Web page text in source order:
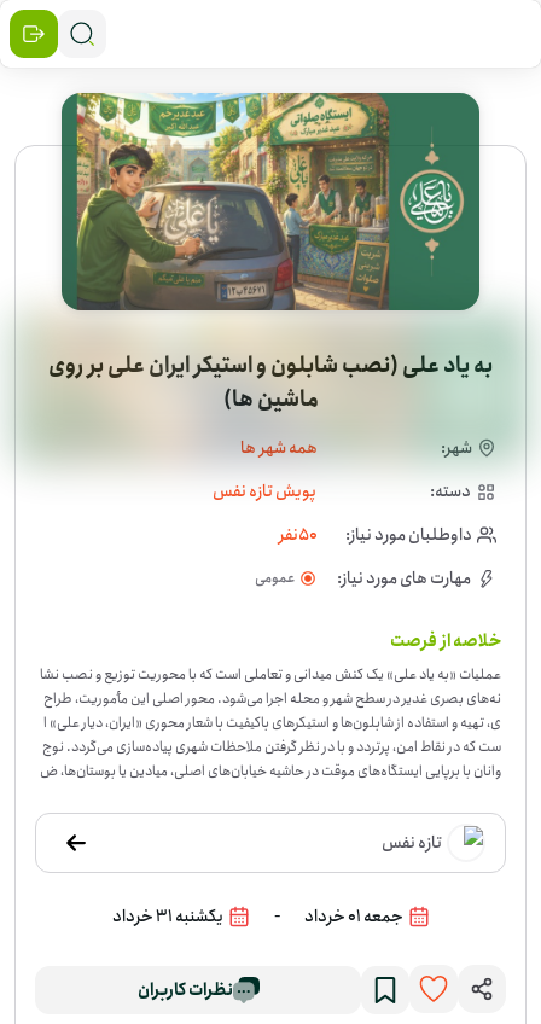
به یاد علی (نصب شابلون و استیکر ایران علی بر روی
ماشین ها)
شهر:
همه شهر ها
دسته:
پویش تازه نفس
داوطلبان مورد نیاز:
50نفر
مهارت های مورد نیاز:
عمومی
خلاصه از فرصت
عملیات «به یاد علی» یک کنش میدانی و تعاملی است که با محوریت توزیع و نصب نشا
نه‌های بصری غدیر در سطح شهر و محله اجرا می‌شود. محور اصلی این مأموریت، طراح
ی، تهیه و استفاده از شابلون‌ها و استیکرهای باکیفیت با شعار محوری «ایران، دیار علی» ا
ست که در نقاط امن، پرتردد و با در نظر گرفتن ملاحظات شهری پیاده‌سازی می‌گردد. نوج
وانان با برپایی ایستگاه‌های موقت در حاشیه خیابان‌های اصلی، میادین یا بوستان‌ها، ض
بران پیاده و خانواده‌ها دعوت می‌کنند تا با نصب این نشانه‌ها روی شیشه خودروها یا وس
ایل شخصی، سفیران سیار پیام غدیر باشند. این مأموریت مستلزم سازماندهی دقیق تی
م‌ها برای کنترل ترافیک نقطه استقرار، سرعت عمل در اجرای شابلون‌زنی یا چسباندن است
زمان‌یافته نوجوانان در این عملیات، تمرینی جدی برای ارتقای اعتمادبه‌نفس، فن بیان و
علی» روی شیشه خودروها یا وسایل شخصی، آن هم در نقطه‌های پرتردد و با رعایت ملاح
تازه نفس
جمعه 01 خرداد - یکشنبه 31 خرداد
نظرات کاربران